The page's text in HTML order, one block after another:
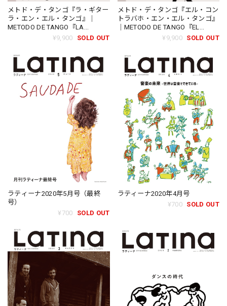
メトド・デ・タンゴ『ラ・ギター
ラ・エン・エル・タンゴ』｜
METODO DE TANGO『LA
GUITARRA EN EL TANGO』
¥9,900 SOLD OUT
メトド・デ・タンゴ『エル・コン
トラバホ・エン・エル・タンゴ』
｜METODO DE TANGO『EL
CONTRABAJO EN EL TANGO』
¥9,900 SOLD OUT
ラティーナ2020年5月号（最終
号）
¥700
SOLD OUT
ラティーナ2020年4月号
¥700 SOLD OUT